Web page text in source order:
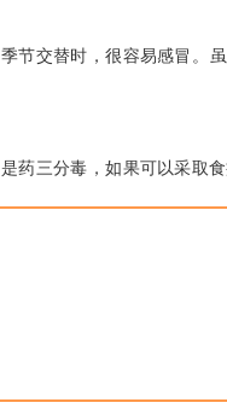
季节交替时，很容易感冒
是药三分毒，如果可以采取